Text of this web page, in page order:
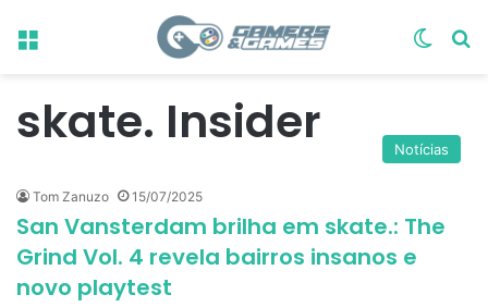
Menu
skate. Insider Notícias
Tom Zanuzo 15/07/2025
San Vansterdam brilha em skate.: The
Grind Vol. 4 revela bairros insanos e
novo playtest